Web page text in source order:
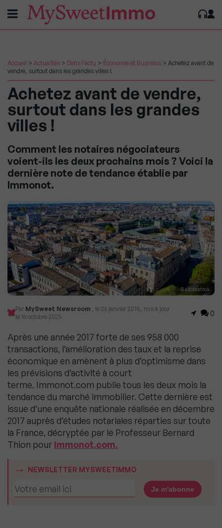
Accueil > Actualités > Dans l'actu > Économie et Business > Achetez avant de
vendre, surtout dans les grandes villes !
Achetez avant de vendre,
surtout dans les grandes
villes !
Comment les notaires négociateurs
voient-ils les deux prochains mois ? Voici la
dernière note de tendance établie par
Immonot.
© adobestock
Par MySweet Newsroom , le 26 janvier 2018, mis à jour
le 16 octobre 2025
0
Après une année 2017 forte de ses 958 000
transactions, l’amélioration des taux et la reprise
économique en amènent à plus d’optimisme dans
les prévisions d’activité à court
terme. Immonot.com publie tous les deux mois la
tendance du marché immobilier. Cette dernière est
issue d’une enquête nationale réalisée en décembre
2017 auprès d’études notariales réparties sur toute
la France, décryptée par le Professeur Bernard
Thion pour Immonot.com.
NEWSLETTER MYSWEETIMMO